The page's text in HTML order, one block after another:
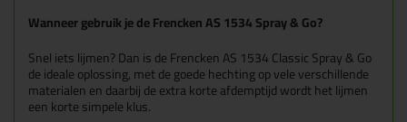
Wanneer gebruik je de Frencken AS 1534 Spray & Go?
Snel iets lijmen? Dan is de Frencken AS 1534 Classic Spray & Go
de ideale oplossing, met de goede hechting op vele verschillende
materialen en daarbij de extra korte afdemptijd wordt het lijmen
een korte simpele klus.